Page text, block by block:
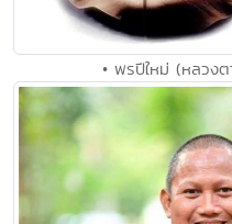
• พรปีใหม่ (หลวง